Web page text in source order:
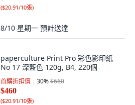
($20.91/10張)
8/10 星期一 預計送達
paperculture Print Pro 彩色影印紙
No 17 深藍色 120g, B4, 220個
首購折扣價 30%$660
$460
($20.91/10張)